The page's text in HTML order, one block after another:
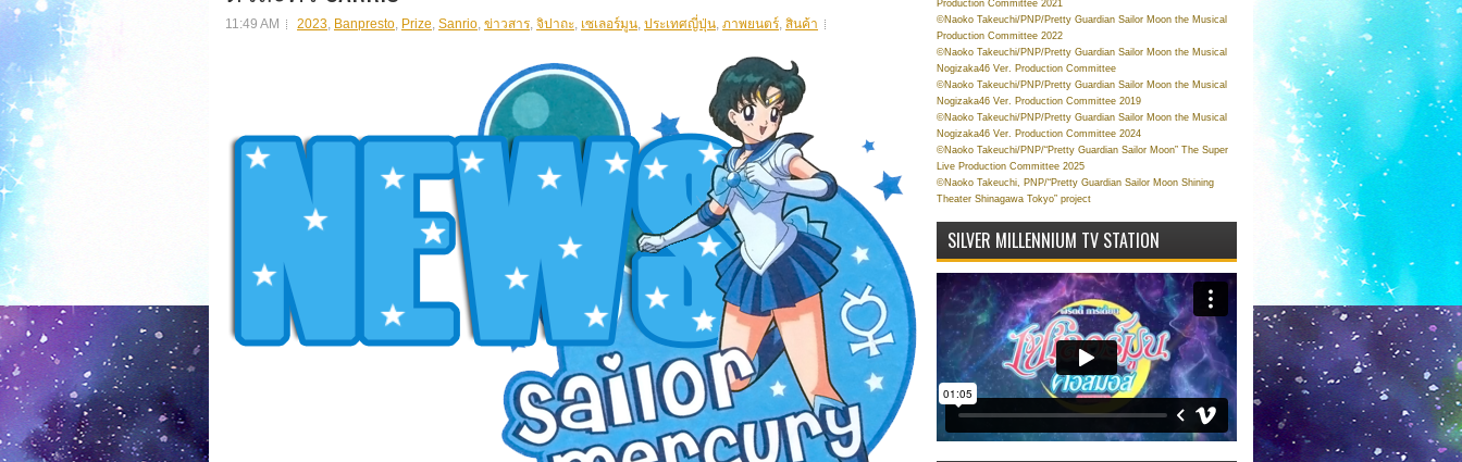
11:49 AM 2023, Banpresto, Prize, Sanrio, ข่าวสาร, จิปาถะ, เซเลอร์มูน, ประเทศญี่ปุ่น, ภาพยนตร์, สินค้า
Production Committee 2021
©Naoko Takeuchi/PNP/Pretty Guardian Sailor Moon the Musical
Production Committee 2022
©Naoko Takeuchi/PNP/Pretty Guardian Sailor Moon the Musical
Nogizaka46 Ver. Production Committee
©Naoko Takeuchi/PNP/Pretty Guardian Sailor Moon the Musical
Nogizaka46 Ver. Production Committee 2019
©Naoko Takeuchi/PNP/Pretty Guardian Sailor Moon the Musical
Nogizaka46 Ver. Production Committee 2024
©Naoko Takeuchi/PNP/“Pretty Guardian Sailor Moon” The Super
Live Production Committee 2025
©Naoko Takeuchi, PNP/“Pretty Guardian Sailor Moon Shining
Theater Shinagawa Tokyo” project
SILVER MILLENNIUM TV STATION